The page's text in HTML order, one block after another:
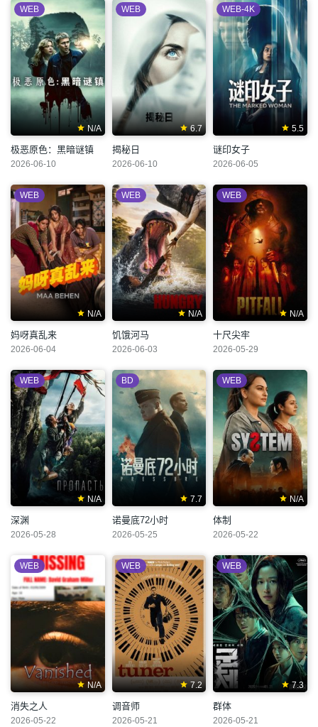
N/A
WEB
极恶原色：黑暗谜镇
2026-06-10
6.7
WEB
揭秘日
2026-06-10
5.5
WEB-4K
谜印女子
2026-06-05
N/A
WEB
妈呀真乱来
2026-06-04
N/A
WEB
饥饿河马
2026-06-03
N/A
WEB
十尺尖牢
2026-05-29
N/A
WEB
深渊
2026-05-28
7.7
BD
诺曼底72小时
2026-05-25
N/A
WEB
体制
2026-05-22
N/A
WEB
消失之人
2026-05-22
7.2
WEB
调音师
2026-05-21
7.3
WEB
群体
2026-05-21